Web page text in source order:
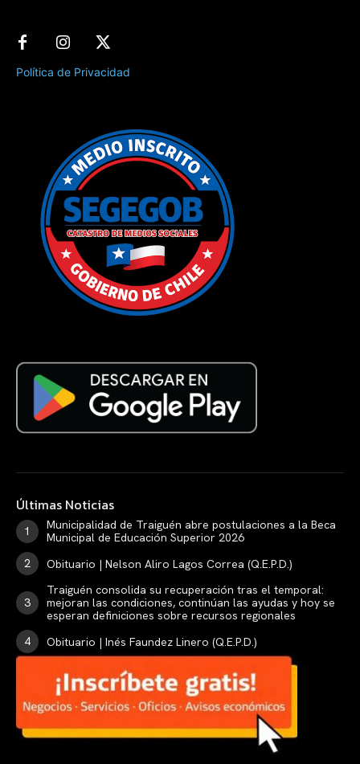
Política de Privacidad
Últimas Noticias
Municipalidad de Traiguén abre postulaciones a la Beca
Municipal de Educación Superior 2026
Obituario | Nelson Aliro Lagos Correa (Q.E.P.D.)
Traiguén consolida su recuperación tras el temporal:
mejoran las condiciones, continúan las ayudas y hoy se
esperan definiciones sobre recursos regionales
Obituario | Inés Faundez Linero (Q.E.P.D.)